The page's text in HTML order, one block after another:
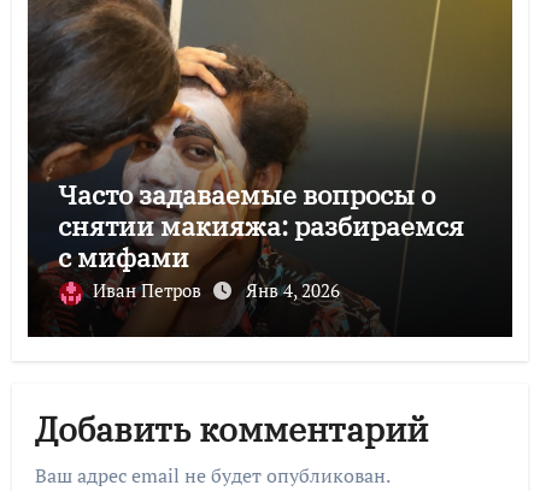
Часто задаваемые вопросы о
снятии макияжа: разбираемся
с мифами
Иван Петров Янв 4, 2026
Добавить комментарий
Ваш адрес email не будет опубликован.